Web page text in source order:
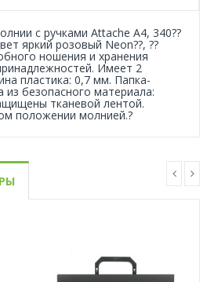
с ручками Attache А4, 340??
яркий розовый Neon??, ??
ношения и хранения
Имеет 2
пластика: 0,7 мм. Папка-
из безопасного материала:
тканевой лентой.
положении молнией.?